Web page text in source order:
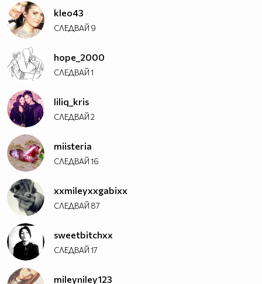
kleo43
СЛЕДВАЙ 9
hope_2000
СЛЕДВАЙ1
liliq_kris
СЛЕДВАЙ2
miisteria
СЛЕДВАЙ16
xxmileyxxgabixx
СЛЕДВАЙ 87
sweetbitchxx
СЛЕДВАЙ17
mileyniley123